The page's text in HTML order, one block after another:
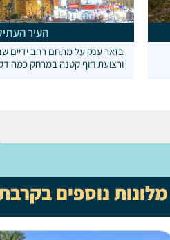
העיר
בזאר ענק על מתחם רחב ידיים
ורצועת חוף קטנה במרחק כמה
מלונות נוספים